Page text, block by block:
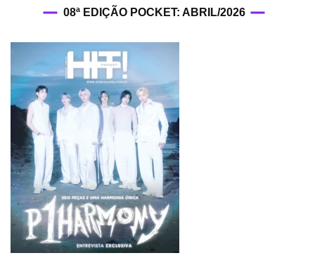
08ª EDIÇÃO POCKET: ABRIL/2026